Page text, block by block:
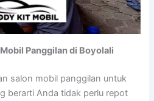
Panggilan di Boyolali
salon mobil panggilan untuk
berarti Anda tidak perlu repot